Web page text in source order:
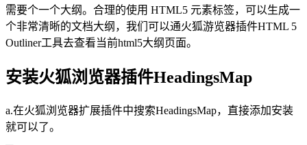
需要个一个大纲。合理的使用 HTML5 元素标签，可以生成一
个非常清晰的文档大纲，我们可以通火狐游览器插件HTML 5
Outliner工具去查看当前html5大纲页面。
安装火狐浏览器插件HeadingsMap
a.在火狐浏览器扩展插件中搜索HeadingsMap，直接添加安装
就可以了。